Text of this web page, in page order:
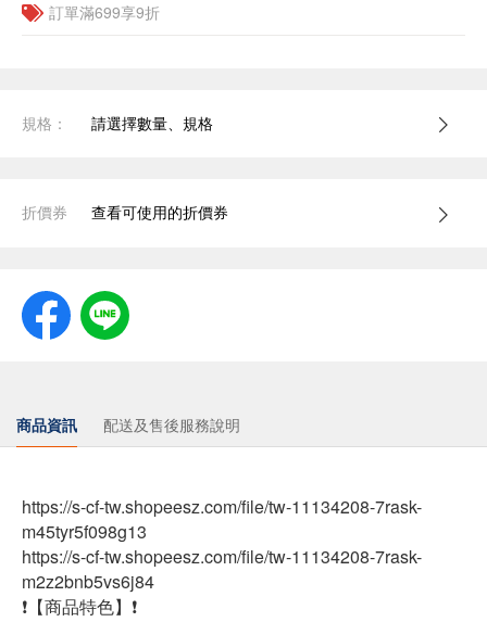
訂單滿699享9折
規格： 請選擇數量、規格
折價券 查看可使用的折價券
商品資訊 配送及售後服務說明
https://s-cf-tw.shopeesz.com/file/tw-11134208-7rask-
m45tyr5f098g13
https://s-cf-tw.shopeesz.com/file/tw-11134208-7rask-
m2z2bnb5vs6j84
❗【商品特色】❗